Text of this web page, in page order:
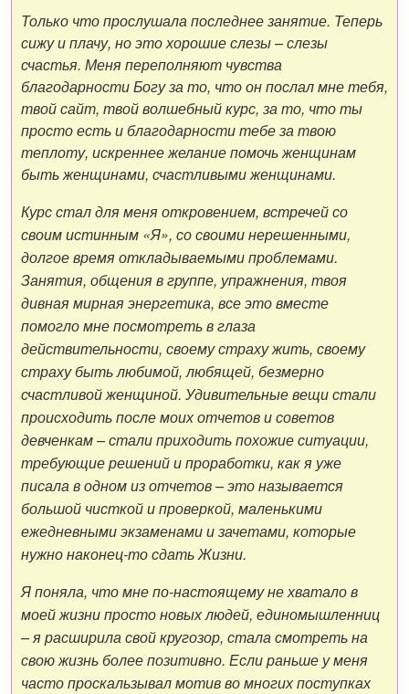
Только что прослушала последнее занятие. Теперь
сижу и плачу, но это хорошие слезы – слезы
счастья. Меня переполняют чувства
благодарности Богу за то, что он послал мне тебя,
твой сайт, твой волшебный курс, за то, что ты
просто есть и благодарности тебе за твою
теплоту, искреннее желание помочь женщинам
быть женщинами, счастливыми женщинами.
Курс стал для меня откровением, встречей со
своим истинным «Я», со своими нерешенными,
долгое время откладываемыми проблемами.
Занятия, общения в группе, упражнения, твоя
дивная мирная энергетика, все это вместе
помогло мне посмотреть в глаза
действительности, своему страху жить, своему
страху быть любимой, любящей, безмерно
счастливой женщиной. Удивительные вещи стали
происходить после моих отчетов и советов
девченкам – стали приходить похожие ситуации,
требующие решений и проработки, как я уже
писала в одном из отчетов – это называется
большой чисткой и проверкой, маленькими
ежедневными экзаменами и зачетами, которые
нужно наконец-то сдать Жизни.
Я поняла, что мне по-настоящему не хватало в
моей жизни просто новых людей, единомышленниц
– я расширила свой кругозор, стала смотреть на
свою жизнь более позитивно. Если раньше у меня
часто проскальзывал мотив во многих поступках